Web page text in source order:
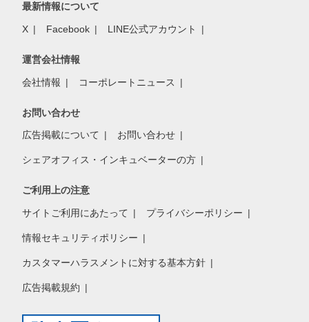
最新情報について
X Facebook LINE公式アカウント
運営会社情報
会社情報 コーポレートニュース
お問い合わせ
広告掲載について お問い合わせ
シェアオフィス・インキュベーターの方
ご利用上の注意
サイトご利用にあたって プライバシーポリシー
情報セキュリティポリシー
カスタマーハラスメントに対する基本方針
広告掲載規約